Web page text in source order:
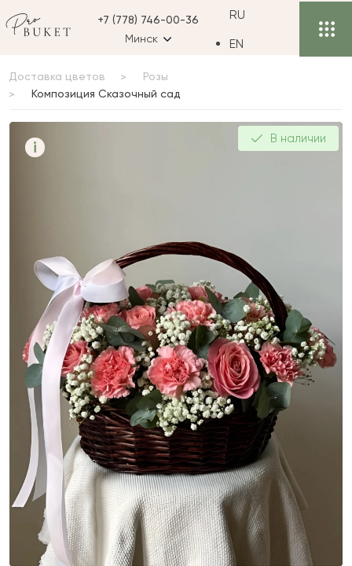
+7 (778) 746-00-36
Минск
RU
EN
Доставка цветов
Розы
Композиция Сказочный сад
i
Сказочный
В наличии